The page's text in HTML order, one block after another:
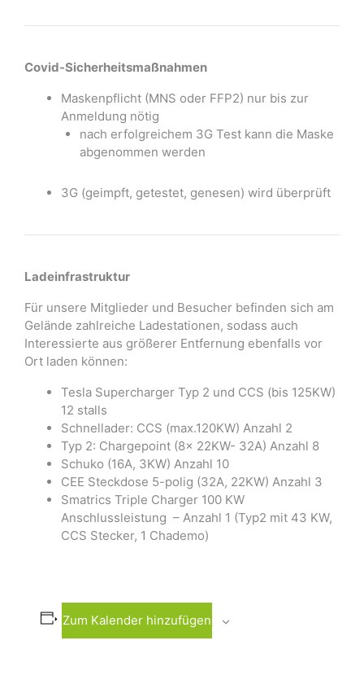
Covid-Sicherheitsmaßnahmen
Maskenpflicht (MNS oder FFP2) nur bis zur
Anmeldung nötig
nach erfolgreichem 3G Test kann die Maske
abgenommen werden
3G (geimpft, getestet, genesen) wird überprüft
Ladeinfrastruktur
Für unsere Mitglieder und Besucher befinden sich am
Gelände zahlreiche Ladestationen, sodass auch
Interessierte aus größerer Entfernung ebenfalls vor
Ort laden können:
Tesla Supercharger Typ 2 und CCS (bis 125KW)
12 stalls
Schnellader: CCS (max.120KW) Anzahl 2
Typ 2: Chargepoint (8x 22KW- 32A) Anzahl 8
Schuko (16A, 3KW) Anzahl 10
CEE Steckdose 5-polig (32A, 22KW) Anzahl 3
Smatrics Triple Charger 100 KW
Anschlussleistung – Anzahl 1 (Typ2 mit 43 KW,
CCS Stecker, 1 Chademo)
Zum Kalender hinzufügen